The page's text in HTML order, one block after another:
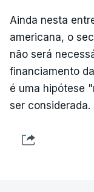
Ainda nesta
americana, o
não será
financiamento
é uma hipótese
ser considerada.